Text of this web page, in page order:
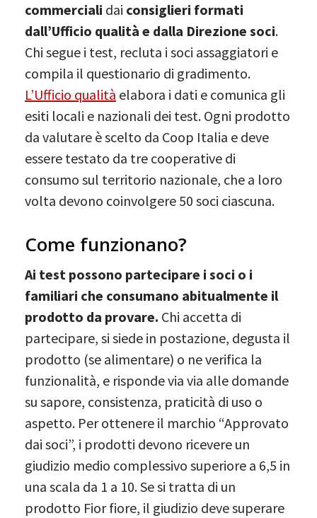
commerciali dai consiglieri formati
dall’Ufficio qualità e dalla Direzione soci.
Chi segue i test, recluta i soci assaggiatori e
compila il questionario di gradimento.
L’Ufficio qualità elabora i dati e comunica gli
esiti locali e nazionali dei test. Ogni prodotto
da valutare è scelto da Coop Italia e deve
essere testato da tre cooperative di
consumo sul territorio nazionale, che a loro
volta devono coinvolgere 50 soci ciascuna.
Come funzionano?
Ai test possono partecipare i soci o i
familiari che consumano abitualmente il
prodotto da provare. Chi accetta di
partecipare, si siede in postazione, degusta il
prodotto (se alimentare) o ne verifica la
funzionalità, e risponde via via alle domande
su sapore, consistenza, praticità di uso o
aspetto. Per ottenere il marchio “Approvato
dai soci”, i prodotti devono ricevere un
giudizio medio complessivo superiore a 6,5 in
una scala da 1 a 10. Se si tratta di un
prodotto Fior fiore, il giudizio deve superare